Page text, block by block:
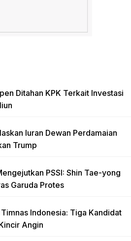
Ditahan KPK Terkait Investasi
Iuran Dewan Perdamaian
Trump
PSSI: Shin Tae-yong
Garuda Protes
Indonesia: Tiga Kandidat
Angin